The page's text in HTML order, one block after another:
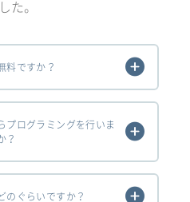
た。
料ですか？
プログラミングを行いま
？
のぐらいですか？